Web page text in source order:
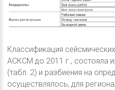
Классификация
АСКСМ до 2011 г., состояла
(табл. 2) и разбиения на
осуществлялось, для